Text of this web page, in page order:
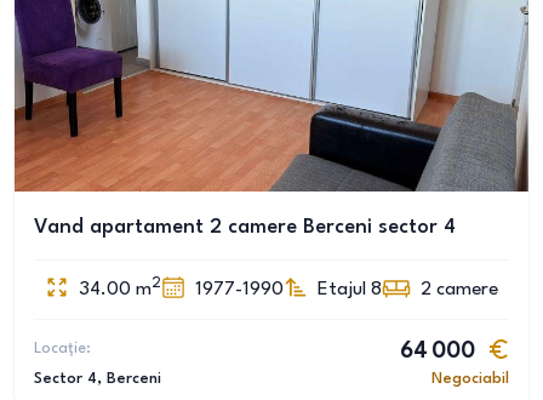
Vand apartament 2 camere Berceni sector 4
34.00 m2 1977-1990 Etajul 8 2 camere
Locație:
Sector 4, Berceni
64 000
Negociabil